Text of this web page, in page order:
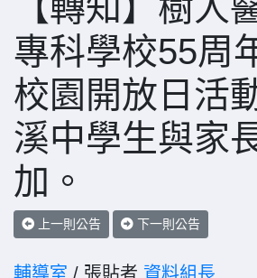
【轉知】樹人
專科學校55周
校園開放日活
溪中學生與家
加。
上一則公告 下一則公告
輔導室 / 張貼者 資料組長